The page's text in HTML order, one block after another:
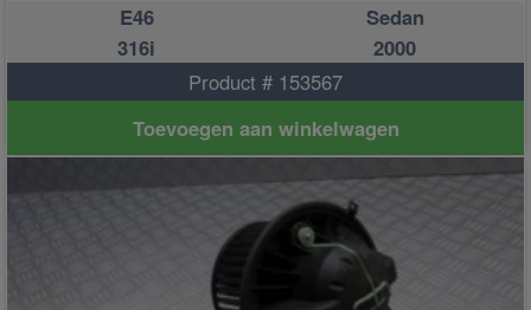
E46
Sedan
316i
2000
Product # 153567
Toevoegen aan winkelwagen